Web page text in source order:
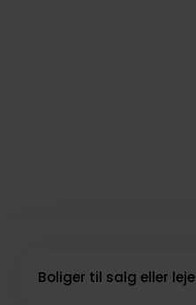
Boliger til salg eller leje